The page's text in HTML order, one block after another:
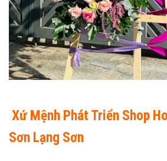
Xứ Mệnh Phát Triển Shop
Sơn Lạng Sơn